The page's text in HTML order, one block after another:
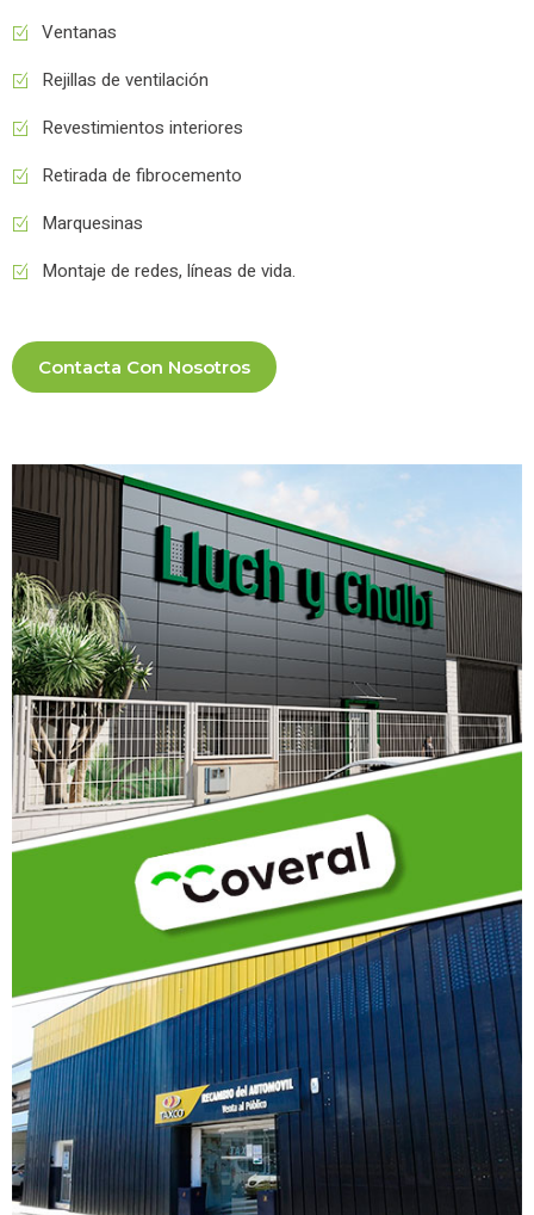
Ventanas
Rejillas de ventilación
Revestimientos interiores
Retirada de fibrocemento
Marquesinas
Montaje de redes, líneas de vida.
Contacta Con Nosotros